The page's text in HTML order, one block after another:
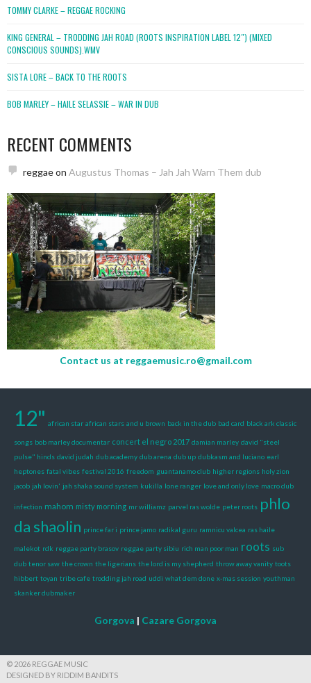
TOMMY CLARKE – REGGAE ROCKING
KING GENERAL – TRODDING JAH ROAD (ROOTS INSPIRATION LABEL 12″) (MIXED
CONSCIOUS SOUNDS).WMV
SISTA LORE – BACK TO THE ROOTS
BOB MARLEY – HAILE SELASSIE – WAR IN DUB
RECENT COMMENTS
reggaeon Augustus Thomas – Jah Jah Warn Them dub
Contact us at reggaemusic.ro@gmail.com
12" african star african stars and u brown back in the dub bad card black ark classic
songs bob marley documentar concert el negro 2017 damian marley david "steel
pulse" hinds david judah dub academy dub arena dub up dubkasm and luciano earl
heptones fatal vibes festival 2016 freedom guantanamo club higher regions holy zion
jacob jah lovin' jah shaka sound system kukilla lone ranger love and only love macro dub
infection mahom misty morning mr williamz parvel ras wolde peter roots phlo
da shaolin prince far i prince jamo radikal guru ramnicu valcea ras haile
malekot rdk reggae party brasov reggae party sibiu rich man poor man roots sub
dub tenor saw the crown the ligerians the lord is my shepherd throw away vanity toots
hibbert toyan tribe cafe trodding jah road uddi what dem done x-mas session youthman
skanker dubmaker
Gorgova | Cazare Gorgova
© 2026 REGGAE MUSIC
DESIGNED BY RIDDIM BANDITS